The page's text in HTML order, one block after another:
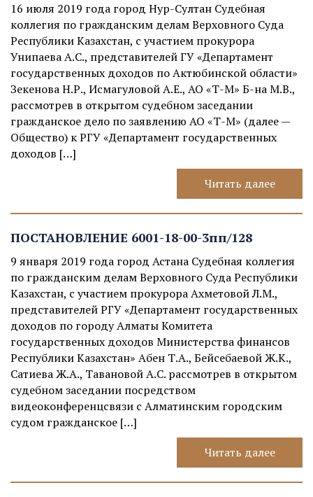
16 июля 2019 года город Нур-Султан Судебная
коллегия по гражданским делам Верховного Суда
Республики Казахстан, с участием прокурора
Унипаева А.С., представителей ГУ «Департамент
государственных доходов по Актюбинской области»
Зекенова Н.Р., Исмагуловой А.Е., АО «Т-М» Б-на М.В.,
рассмотрев в открытом судебном заседании
гражданское дело по заявлению АО «Т-М» (далее —
Общество) к РГУ «Департамент государственных
доходов […]
Читать далее
ПОСТАНОВЛЕНИЕ 6001-18-00-3пп/128
9 января 2019 года город Астана Судебная коллегия
по гражданским делам Верховного Суда Республики
Казахстан, с участием прокурора Ахметовой Л.М.,
представителей РГУ «Департамент государственных
доходов по городу Алматы Комитета
государственных доходов Министерства финансов
Республики Казахстан» Абен Т.А., Бейсебаевой Ж.К.,
Сатиева Ж.А., Тавановой А.С. рассмотрев в открытом
судебном заседании посредством
видеоконференцсвязи с Алматинским городским
судом гражданское […]
Читать далее